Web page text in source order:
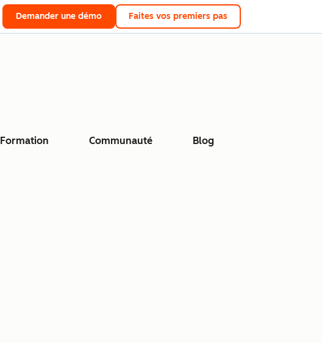
Demander une démo Faites vos premiers pas
Formation Communauté Blog